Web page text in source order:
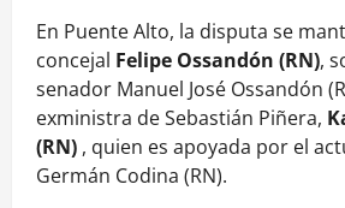
En Puente Alto, la disputa se
concejal Felipe Ossandón (RN),
senador Manuel José Ossandón
exministra de Sebastián Piñera,
(RN) , quien es apoyada por el
Germán Codina (RN).